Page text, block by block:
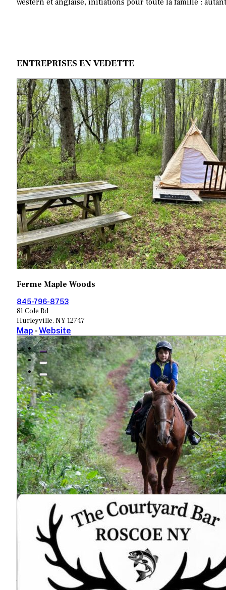
western et anglaise, initiations pour toute la famille :
ENTREPRISES EN VEDETTE
Ferme Maple Woods
845-796-8753
81 Cole Rd
Hurleyville, NY 12747
Map -Website
Ferme Bridle Hill
845-482-3993
190 Hemmer Rd.
Jeffersonville, NY 12748
Website
Voir plus
ÉVÉNEMENTS À VENIR